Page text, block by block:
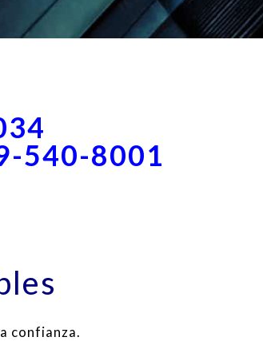
540-8001
confianza.